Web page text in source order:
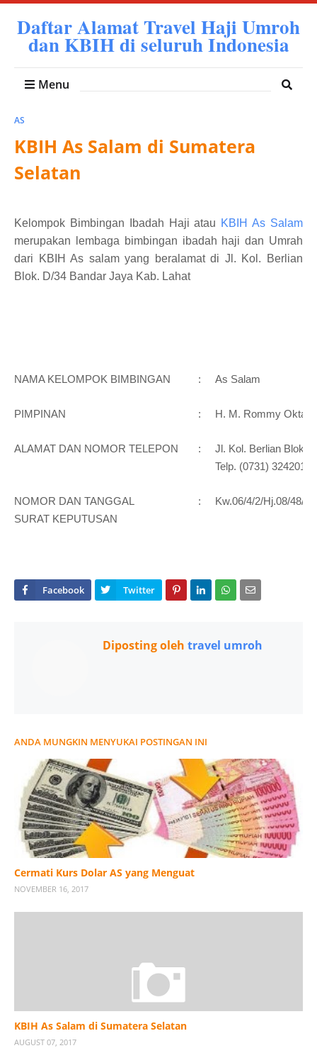
Daftar Alamat Travel Haji Umroh
dan KBIH di seluruh Indonesia
Menu
AS
KBIH As Salam di Sumatera
Selatan
Kelompok Bimbingan Ibadah Haji atau KBIH As Salam
merupakan lembaga bimbingan ibadah haji dan Umrah
dari KBIH As salam yang beralamat di Jl. Kol. Berlian
Blok. D/34 Bandar Jaya Kab. Lahat
NAMA KELOMPOK BIMBINGAN : As Salam
PIMPINAN : H. M. Rommy
ALAMAT DAN NOMOR TELEPON :
Jl. Kol. Berlian Blok
Telp. (0731) 324201
NOMOR DAN TANGGAL :
Kw.06/4/2/Hj.08/48/
SURAT KEPUTUSAN
Diposting oleh travel umroh
ANDA MUNGKIN MENYUKAI POSTINGAN INI
Cermati Kurs Dolar AS yang Menguat
NOVEMBER 16, 2017
KBIH As Salam di Sumatera Selatan
AUGUST 07, 2017